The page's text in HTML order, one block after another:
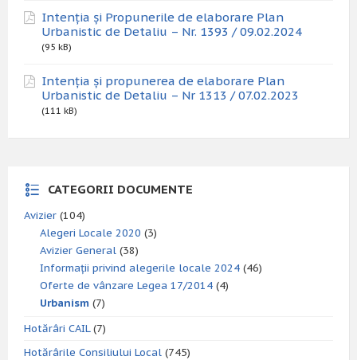
Intenția și Propunerile de elaborare Plan
Urbanistic de Detaliu – Nr. 1393 / 09.02.2024
(95 kB)
Intenția și propunerea de elaborare Plan
Urbanistic de Detaliu – Nr 1313 / 07.02.2023
(111 kB)
CATEGORII DOCUMENTE
Avizier (104)
Alegeri Locale 2020 (3)
Avizier General (38)
Informații privind alegerile locale 2024 (46)
Oferte de vânzare Legea 17/2014 (4)
Urbanism (7)
Hotărâri CAIL(7)
Hotărârile Consiliului Local (745)